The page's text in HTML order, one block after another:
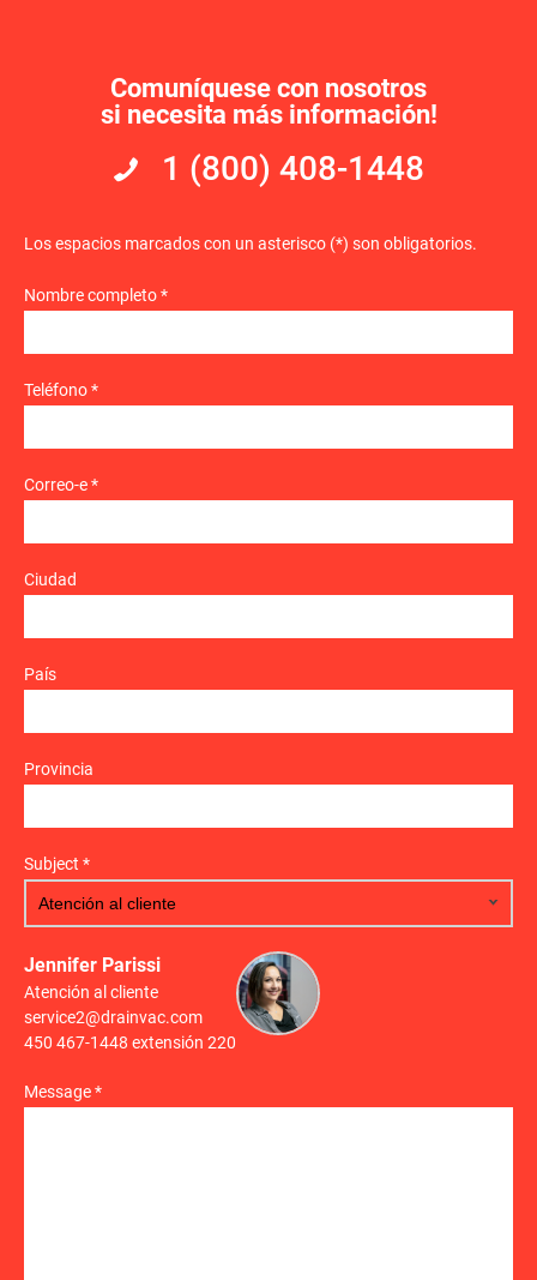
Comuníquese con nosotros
si necesita más información!
1 (800) 408-1448
Los espacios marcados con un asterisco (*) son obligatorios.
Nombre completo *
Teléfono *
Correo-e *
Ciudad
País
Provincia
Subject *
Jennifer Parissi
Atención al cliente
service2@drainvac.com
450 467-1448 extensión 220
Message *